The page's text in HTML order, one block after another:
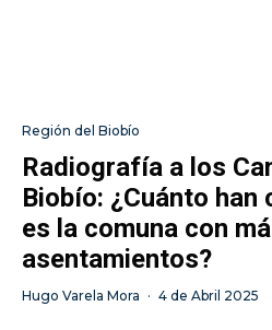
Región del Biobío
Radiografía a los
Biobío: ¿Cuánto han
es la comuna con
asentamientos?
Hugo Varela Mora · 4 de Abril 2025